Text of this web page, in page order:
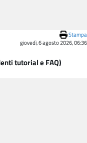
Stampa
giovedì, 6 agosto 2026, 06:36
tutorial e FAQ)